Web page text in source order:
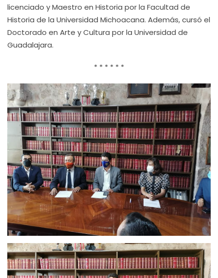
licenciado y Maestro en Historia por la Facultad de
Historia de la Universidad Michoacana. Además, cursó el
Doctorado en Arte y Cultura por la Universidad de
Guadalajara.
* * * * * *